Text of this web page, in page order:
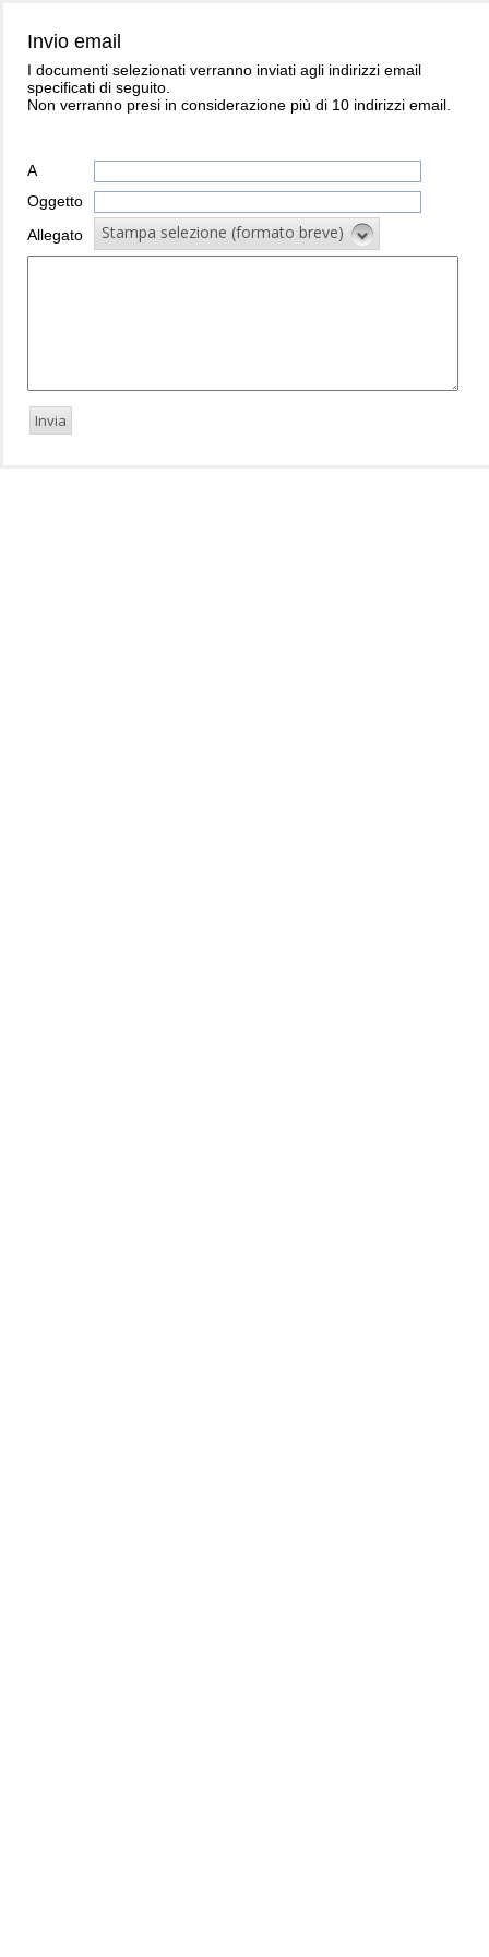
Invio email
I documenti selezionati verranno inviati agli indirizzi email
specificati di seguito.
Non verranno presi in considerazione più di 10 indirizzi email.
A
Oggetto
Allegato
Stampa selezione (formato breve)